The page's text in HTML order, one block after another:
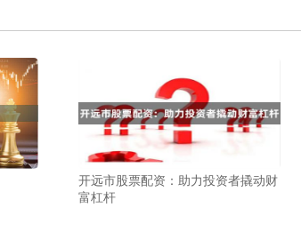
开远市股票配资：助力投资者撬动财
富杠杆